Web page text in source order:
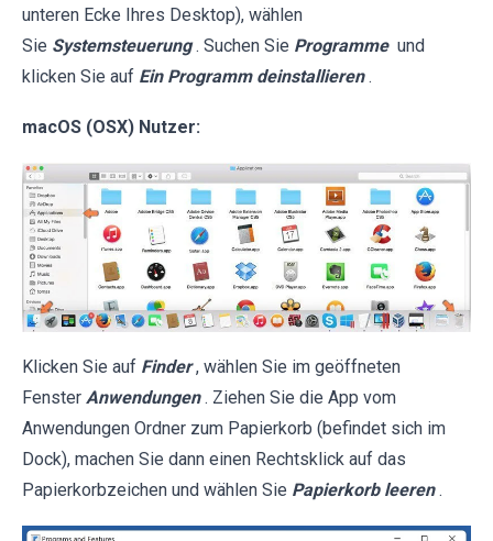
unteren Ecke Ihres Desktop), wählen
Sie Systemsteuerung . Suchen Sie Programme und
klicken Sie auf Ein Programm deinstallieren .
macOS (OSX) Nutzer:
Klicken Sie auf Finder , wählen Sie im geöffneten
Fenster Anwendungen . Ziehen Sie die App vom
Anwendungen Ordner zum Papierkorb (befindet sich im
Dock), machen Sie dann einen Rechtsklick auf das
Papierkorbzeichen und wählen Sie Papierkorb leeren .